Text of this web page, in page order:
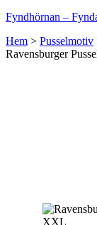
Fyndhörnan –
Hem > Pusselmotiv
Ravensburger